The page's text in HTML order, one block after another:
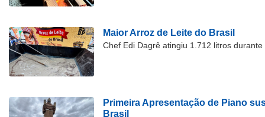
Maior Arroz de Leite do Brasil
Chef Edi Dagrê atingiu 1.712 litros
Primeira Apresentação de Piano
Brasil